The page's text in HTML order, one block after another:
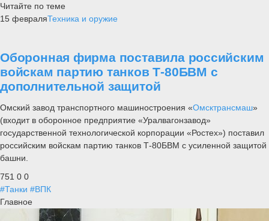
Читайте по теме
15 февраляТехника и оружие
Оборонная фирма поставила российским
войскам партию танков Т-80БВМ с
дополнительной защитой
Омский завод транспортного машиностроения «Омсктрансмаш»
(входит в оборонное предприятие «Уралвагонзавод»
государственной технологической корпорации «Ростех») поставил
российским войскам партию танков Т-80БВМ с усиленной защитой
башни.
751 0 0
#Танки #ВПК
Главное